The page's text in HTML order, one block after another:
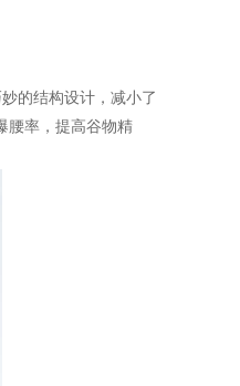
的结构设计，减小了
腰率，提高谷物精